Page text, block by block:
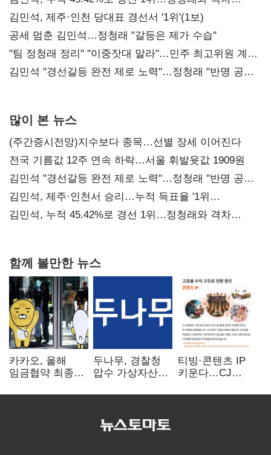
0.86%p(2보)
김민석, 제주·인천 당대표 경선서 '1위'(1보)
공세 멈춘 김민석…정청래 "갈등은 제가 수습"
"팀 정청래 정리" "이중잣대 말라"…민주 최고위원 계파
다툼 격화
김민석 "경선갈등 완전 제로 노력"…정청래 "반명 공세
많이 본 뉴스
(주간증시전망)지수보다 종목…선별 장세 이어진다
전국 기름값 12주 연속 하락…서울 휘발윳값 1909원
김민석 "경선갈등 완전 제로 노력"…정청래 "반명 공세
사과부터"
김민석, 제주·인천서 승리…누적 득표율 '1위
탈환'(종합)
김민석, 누적 45.42%로 경선 1위…정청래와 격차
함께 볼만한 뉴스
카카오, 올해
임금협약 최종
인상·격려금
두나무, 경찰청
압수 가상자산
커스터디 사업
티빙·콘텐츠 IP
키운다…CJ
글로벌 확장 가속